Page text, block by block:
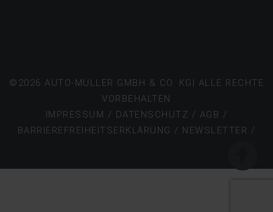
©2026 AUTO-MÜLLER GMBH & CO. KG| ALLE RECHTE
VORBEHALTEN
IMPRESSUM / DATENSCHUTZ / AGB /
BARRIEREFREIHEITSERKLÄRUNG / NEWSLETTER /